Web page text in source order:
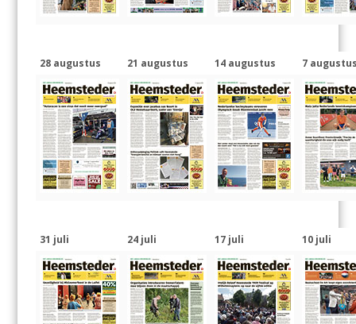
28 augustus 21 augustus 14 augustus 7
31 juli 24 juli 17 juli 10 juli